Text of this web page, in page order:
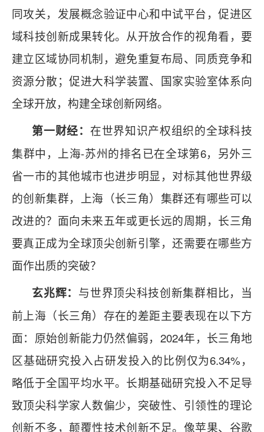
同攻关，发展概念验证中心和中试平台，促进区
域科技创新成果转化。从开放合作的视角看，要
建立区域协同机制，避免重复布局、同质竞争和
资源分散；促进大科学装置、国家实验室体系向
全球开放，构建全球创新网络。
第一财经： 在世界知识产权组织的全球科技
集群中，上海-苏州的排名已在全球第6，另外三
省一市的其他城市也进步明显，对标其他世界级
的创新集群，上海（长三角）集群还有哪些可以
改进的？面向未来五年或更长远的周期，长三角
要真正成为全球顶尖创新引擎，还需要在哪些方
面作出质的突破？
玄兆辉： 与世界顶尖科技创新集群相比，当
前上海（长三角）存在的差距主要表现在以下方
面：原始创新能力仍然偏弱，2024年，长三角地
区基础研究投入占研发投入的比例仅为6.34%，
略低于全国平均水平。长期基础研究投入不足导
致顶尖科学家人数偏少，突破性、引领性的理论
创新不多，颠覆性技术创新不足。像苹果、谷歌